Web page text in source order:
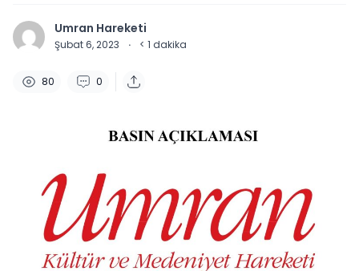
Umran Hareketi
Şubat 6, 2023 · < 1 dakika
80 0